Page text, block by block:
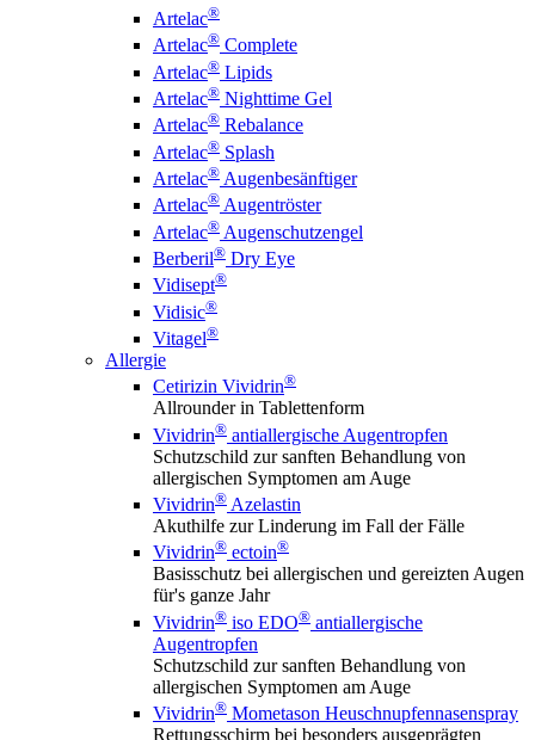
Artelac®
Artelac® Complete
Artelac® Lipids
Artelac® Nighttime Gel
Artelac® Rebalance
Artelac® Splash
Artelac® Augenbesänftiger
Artelac® Augentröster
Artelac® Augenschutzengel
Berberil® Dry Eye
Vidisept®
Vidisic®
Vitagel®
Allergie
Cetirizin Vividrin®
Allrounder in Tablettenform
Vividrin® antiallergische Augentropfen
Schutzschild zur sanften Behandlung von
allergischen Symptomen am Auge
Vividrin® Azelastin
Akuthilfe zur Linderung im Fall der Fälle
Vividrin® ectoin®
Basisschutz bei allergischen und gereizten Augen
für's ganze Jahr
Vividrin® iso EDO® antiallergische
Augentropfen
Schutzschild zur sanften Behandlung von
allergischen Symptomen am Auge
Vividrin® Mometason Heuschnupfennasenspray
Rettungsschirm bei besonders ausgeprägten